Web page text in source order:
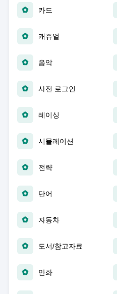
카드
캐쥬얼
음악
사전 로그인
레이싱
시뮬레이션
전략
단어
자동차
도서/참고자료
만화